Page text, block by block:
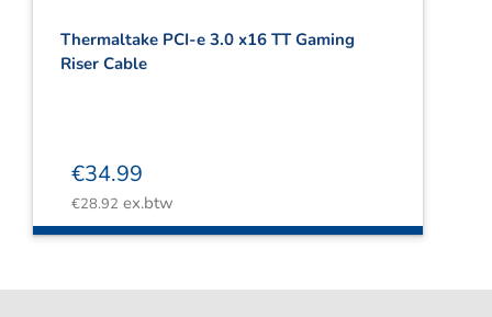
Thermaltake PCI-e 3.0 x16 TT Gaming
Riser Cable
€34.99
€28.92 ex.btw